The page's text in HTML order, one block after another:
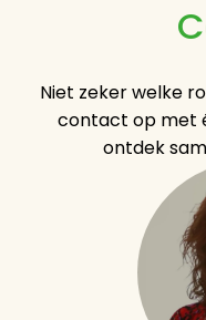
Niet zeker welke
contact op met
ontdek